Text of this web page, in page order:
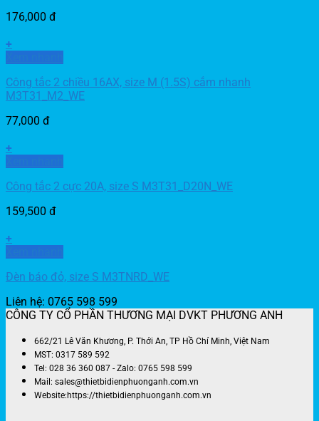
176,000 đ
+
Công tắc 2 chiều 16AX, size M (1.5S) cắm nhanh
M3T31_M2_WE
77,000 đ
+
Công tắc 2 cực 20A, size S M3T31_D20N_WE
159,500 đ
+
Đèn báo đỏ, size S M3TNRD_WE
Liên hệ: 0765 598 599
CÔNG TY CỔ PHẦN THƯƠNG MẠI DVKT PHƯƠNG ANH
662/21 Lê Văn Khương, P. Thới An, TP Hồ Chí Minh, Việt Nam
MST: 0317 589 592
Tel: 028 36 360 087 - Zalo: 0765 598 599
Mail: sales@thietbidienphuonganh.com.vn
Website:https://thietbidienphuonganh.com.vn